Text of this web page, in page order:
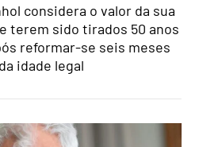
considera o valor da sua
terem sido tirados 50 anos
reformar-se seis meses
idade legal